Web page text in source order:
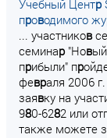
Учебный Центр
проводимого жу
... участников
семинар"Нов
прибыли" пр
февраля 2006
заявку на
980-6282 или
также можете